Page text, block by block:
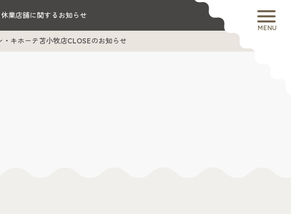
MENU
業店舗に関するお知らせ
キホーテ苫小牧店CLOSEのお知らせ